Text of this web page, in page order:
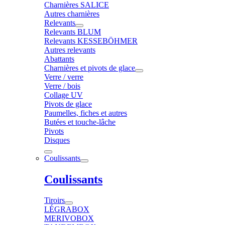
Charnières SALICE
Autres charnières
Relevants
Relevants BLUM
Relevants KESSEBÖHMER
Autres relevants
Abattants
Charnières et pivots de glace
Verre / verre
Verre / bois
Collage UV
Pivots de glace
Paumelles, fiches et autres
Butées et touche-lâche
Pivots
Disques
Coulissants
Coulissants
Tiroirs
LÉGRABOX
MERIVOBOX